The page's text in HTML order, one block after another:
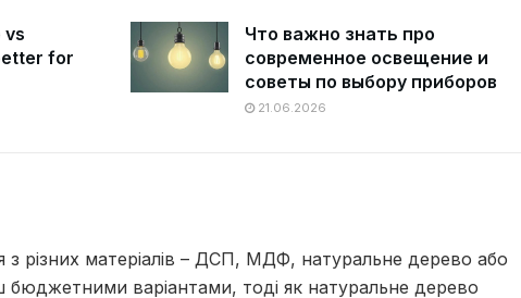
vs
for
Что важно знать про
современное освещение и
советы по выбору приборов
21.06.2026
різних матеріалів – ДСП, МДФ, натуральне дерево або
варіантами, тоді як натуральне дерево